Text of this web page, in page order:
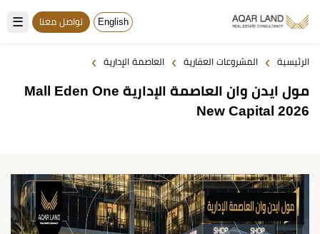
☰ English تواصل معنا
الرئيسية › المشروعات العقارية › العاصمة الإدارية ›
مول ايدن وان العاصمة الإدارية Mall Eden One
New Capital 2026